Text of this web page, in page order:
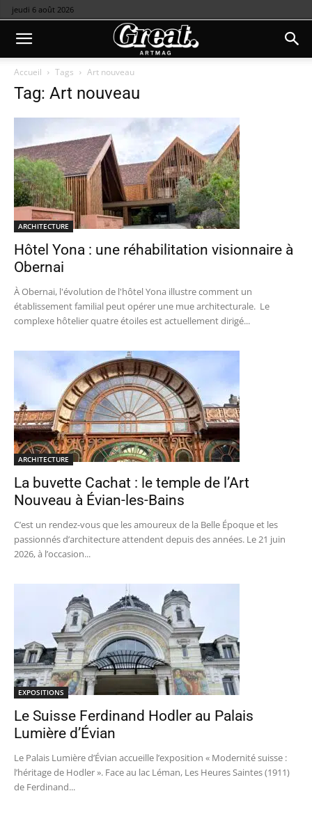
jeudi 6 août 2026
Accueil Tags Art nouveau
Tag: Art nouveau
ARCHITECTURE
Hôtel Yona : une réhabilitation visionnaire à
Obernai
À Obernai, l'évolution de l'hôtel Yona illustre comment un
établissement familial peut opérer une mue architecturale. Le
complexe hôtelier quatre étoiles est actuellement dirigé...
ARCHITECTURE
La buvette Cachat : le temple de l’Art
Nouveau à Évian-les-Bains
C’est un rendez-vous que les amoureux de la Belle Époque et les
passionnés d’architecture attendent depuis des années. Le 21 juin
2026, à l’occasion...
EXPOSITIONS
Le Suisse Ferdinand Hodler au Palais
Lumière d’Évian
Le Palais Lumière d’Évian accueille l’exposition « Modernité suisse :
l’héritage de Hodler ». Face au lac Léman, Les Heures Saintes (1911)
de Ferdinand...